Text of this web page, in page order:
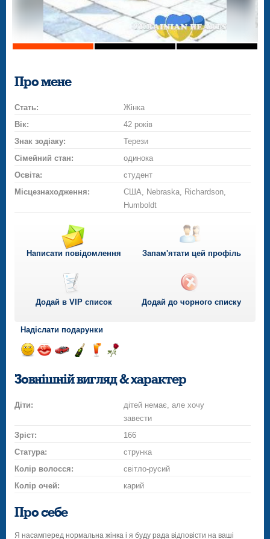
Про мене
Стать:
Жінка
Вік:
42 років
Знак зодіаку:
Терези
Сімейний стан:
одинока
Освіта:
студент
Місцезнаходження:
США, Nebraska, Richardson,
Humboldt
Написати повідомлення Запам'ятати цей профіль
Додай в VIP список Додай до чорного списку
Надіслати подарунки
посмішкупоцілунок
на
автомобілі
шампанське
троянду
Зовнішній вигляд & характер
Діти:
дітей немає, але хочу
завести
Зріст:
166
Статура:
струнка
Колір волосся:
світло-русий
Колір очей:
карий
Про себе
Я насамперед нормальна жінка і я буду рада відповісти на ваші